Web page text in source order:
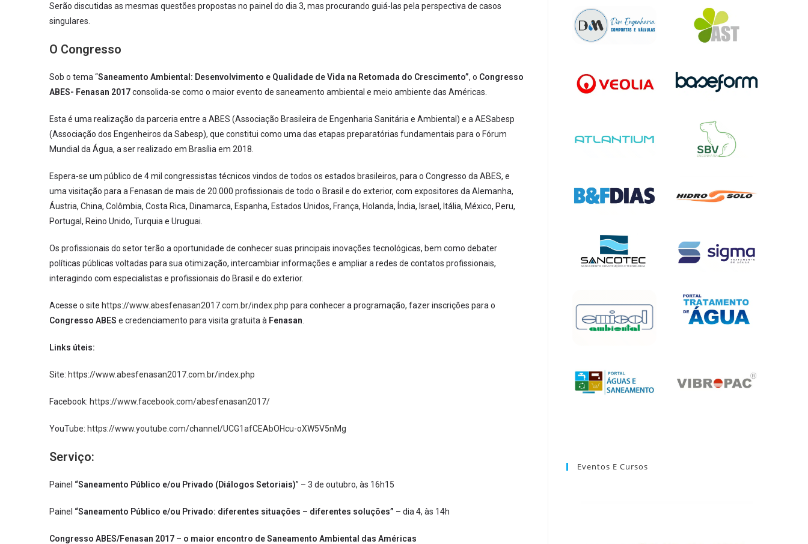
Serão discutidas as mesmas questões propostas no painel do dia 3, mas procurando guiá-las pela perspectiva de casos
singulares.
O Congresso
Sob o tema “Saneamento Ambiental: Desenvolvimento e Qualidade de Vida na Retomada do Crescimento”, o Congresso
ABES- Fenasan 2017consolida-se como o maior evento de saneamento ambiental e meio ambiente das Américas.
Esta é uma realização da parceria entre a ABES (Associação Brasileira de Engenharia Sanitária e Ambiental) e a AESabesp
(Associação dos Engenheiros da Sabesp), que constitui como uma das etapas preparatórias fundamentais para o Fórum
Mundial da Água, a ser realizado em Brasília em 2018.
Espera-se um público de 4 mil congressistas técnicos vindos de todos os estados brasileiros, para o Congresso da ABES, e
uma visitação para a Fenasan de mais de 20.000 profissionais de todo o Brasil e do exterior, com expositores da Alemanha,
Áustria, China, Colômbia, Costa Rica, Dinamarca, Espanha, Estados Unidos, França, Holanda, Índia, Israel, Itália, México, Peru,
Portugal, Reino Unido, Turquia e Uruguai.
Os profissionais do setor terão a oportunidade de conhecer suas principais inovações tecnológicas, bem como debater
políticas públicas voltadas para sua otimização, intercambiar informações e ampliar a redes de contatos profissionais,
interagindo com especialistas e profissionais do Brasil e do exterior.
Acesse o site https://www.abesfenasan2017.com.br/index.php para conhecer a programação, fazer inscrições para o
Congresso ABES e credenciamento para visita gratuita à Fenasan
Links úteis:
Site: https://www.abesfenasan2017.com.br/index.php
Facebook: https://www.facebook.com/abesfenasan2017/
YouTube: https://www.youtube.com/channel/UCG1afCEAbOHcu-oXW5V5nMg
Serviço:
Painel “Saneamento Público e/ou Privado (Diálogos Setoriais)” – 3 de outubro, às 16h15
Painel “Saneamento Público e/ou Privado: diferentes situações – diferentes soluções” – dia 4, às 14h
Congresso ABES/Fenasan 2017 – o maior encontro de Saneamento Ambiental das Américas
Eventos E Cursos